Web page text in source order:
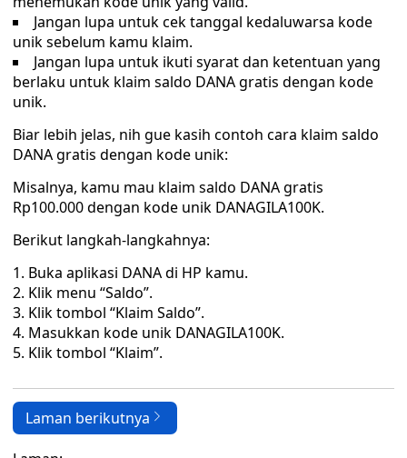
Jangan lupa untuk cek tanggal kedaluwarsa kode
unik sebelum kamu klaim.
Jangan lupa untuk ikuti syarat dan ketentuan yang
berlaku untuk klaim saldo DANA gratis dengan kode
unik.
Biar lebih jelas, nih gue kasih contoh cara klaim saldo
DANA gratis dengan kode unik:
Misalnya, kamu mau klaim saldo DANA gratis
Rp100.000 dengan kode unik DANAGILA100K.
Berikut langkah-langkahnya:
Buka aplikasi DANA di HP kamu.
Klik menu “Saldo”.
Klik tombol “Klaim Saldo”.
Masukkan kode unik DANAGILA100K.
Klik tombol “Klaim”.
Laman berikutnya